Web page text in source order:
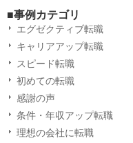
■事例カテゴリ
エグゼクティブ転職
キャリアアップ転職
スピード転職
初めての転職
感謝の声
条件・年収アップ転職
理想の会社に転職